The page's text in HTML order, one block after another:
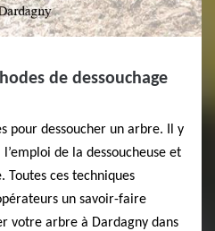
de dessouchage
pour dessoucher un arbre. Il y
de la dessoucheuse et
Toutes ces techniques
un savoir-faire
votre arbre à Dardagny dans